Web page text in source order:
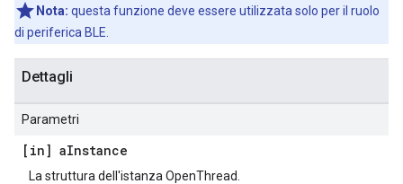
Nota: questa funzione deve essere utilizzata solo per il ruolo
di periferica BLE.
Dettagli
Parametri
[in] aInstance
La struttura dell'istanza OpenThread.